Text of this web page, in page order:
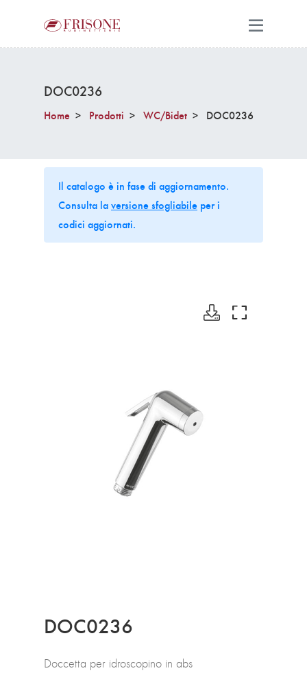
DOC0236
Home Prodotti WC/Bidet DOC0236
Il catalogo è in fase di aggiornamento.
Consulta laversione sfogliabile per i
codici aggiornati.
DOC0236
Doccetta per idroscopino in abs